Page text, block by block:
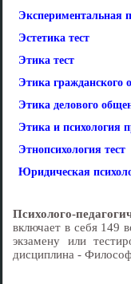
Экспериментальная
Эстетика тест
Этика тест
Этика гражданского
Этика делового
Этика и психология
Этнопсихология тест
Юридическая
Психолого-
включает в себя 149
экзамену или
дисциплина -